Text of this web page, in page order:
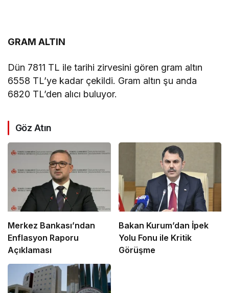
GRAM ALTIN
Dün 7811 TL ile tarihi zirvesini gören gram altın
6558 TL’ye kadar çekildi. Gram altın şu anda
6820 TL’den alıcı buluyor.
Göz Atın
Merkez Bankası’ndan
Enflasyon Raporu
Açıklaması
Bakan Kurum’dan İpek
Yolu Fonu ile Kritik
Görüşme